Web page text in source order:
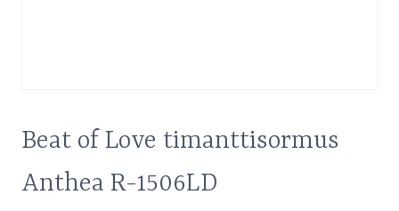
Beat of Love timanttisormus
Anthea R-1506LD